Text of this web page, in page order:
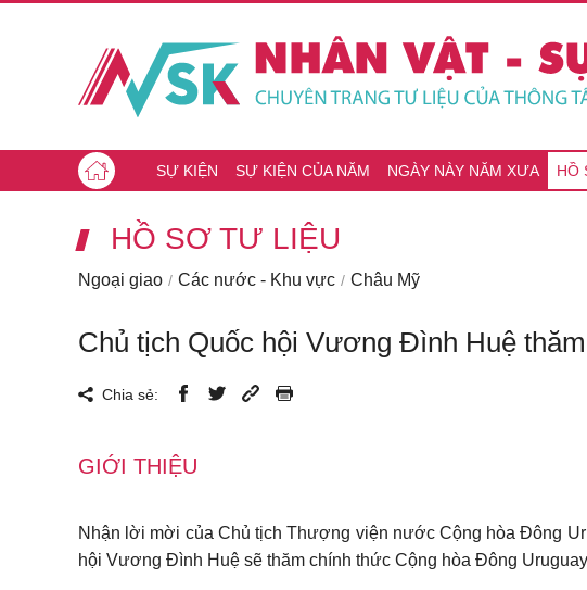
SỰ KIỆN SỰ KIỆN CỦA NĂM NGÀY NÀY NĂM XƯA HỒ
HỒ SƠ TƯ LIỆU
Ngoại giao Các nước - Khu vực Châu Mỹ
Chủ tịch Quốc hội Vương Đình Huệ
Chia sẻ:
GIỚI THIỆU
Nhận lời mời của Chủ tịch Thượng viện nước Cộng hòa Đông
hội Vương Đình Huệ sẽ thăm chính thức Cộng hòa Đông